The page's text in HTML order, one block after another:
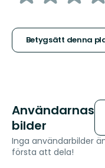
stjärnor
Betygsätt denna
Användarnas
bilder
Inga användarbilder
första att dela!